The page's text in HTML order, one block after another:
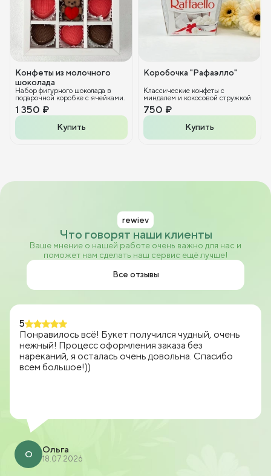
Конфеты из молочного
шоколада
Набор фигурного шоколада в
подарочной коробке с ячейками.
1 350 ₽
Купить
Коробочка "Рафаэлло"
Классические конфеты с
миндалем и кокосовой стружкой
750 ₽
Купить
Что говорят наши клиенты
rewiev
Ваше мнение о нашей работе очень важно для нас и
поможет нам сделать наш сервис ещё лучше!
Все отзывы
5
Понравилось всё! Букет получился чудный, очень
нежный! Процесс оформления заказа без
нареканий, я осталась очень довольна. Спасибо
всем большое!))
О Ольга
18.07.2026